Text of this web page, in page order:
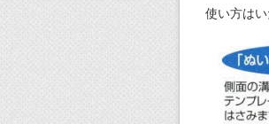
使い方はい